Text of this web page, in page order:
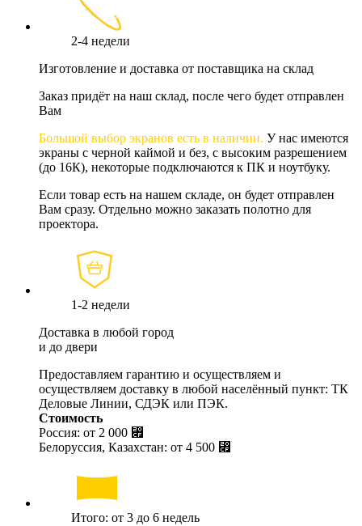
2-4 недели
Изготовление и доставка от поставщика на склад
Заказ придёт на наш склад, после чего будет отправлен
Вам
Большой выбор экранов есть в наличии. У нас имеются
экраны с черной каймой и без, с высоким разрешением
(до 16К), некоторые подключаются к ПК и ноутбуку.
Если товар есть на нашем складе, он будет отправлен
Вам сразу. Отдельно можно заказать полотно для
проектора.
1-2 недели
Доставка в любой город
и до двери
Предоставляем гарантию и осуществляем и
осуществляем доставку в любой населённый пункт: ТК
Деловые Линии, СДЭК или ПЭК.
Стоимость
Россия: от 2 000 ⃏
Белоруссия, Казахстан: от 4 500 ⃏
Итого: от 3 до 6 недель